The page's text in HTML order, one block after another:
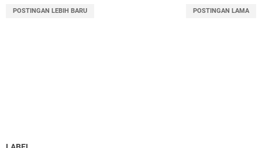
POSTINGAN LEBIH BARU POSTINGAN LAMA